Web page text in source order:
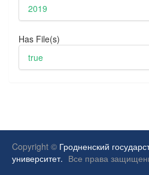
2019
Has File(s)
true
Copyright © Гродненский
университет. Все права